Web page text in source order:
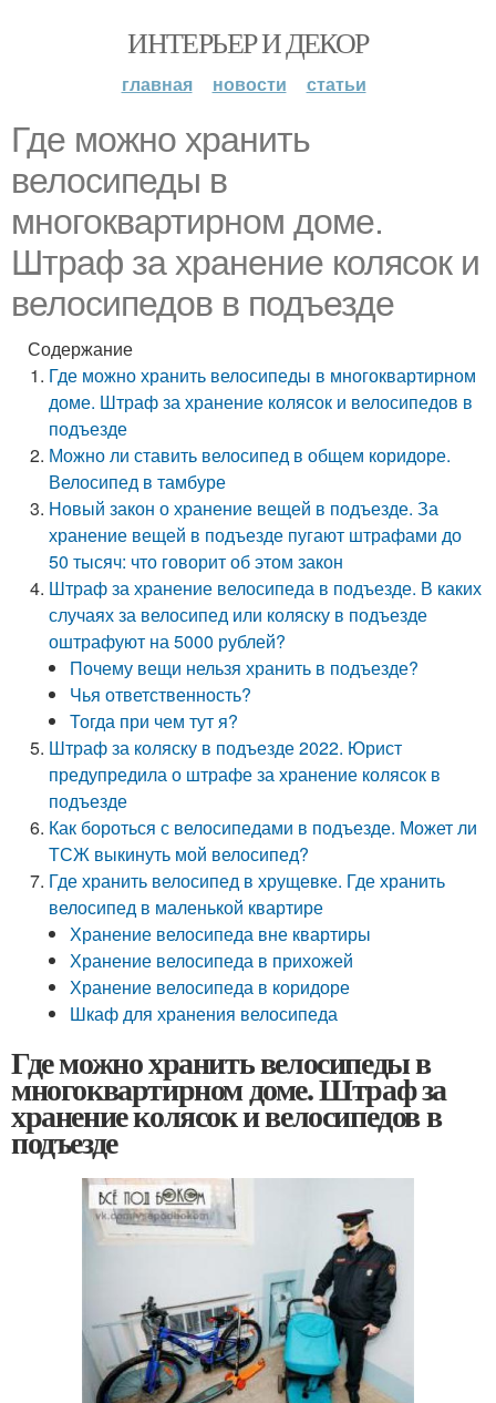
ИНТЕРЬЕР И ДЕКОР
главная новости статьи
Где можно хранить
велосипеды в
многоквартирном доме.
Штраф за хранение колясок и
велосипедов в подъезде
Содержание
Где можно хранить велосипеды в многоквартирном
доме. Штраф за хранение колясок и велосипедов в
подъезде
Можно ли ставить велосипед в общем коридоре.
Велосипед в тамбуре
Новый закон о хранение вещей в подъезде. За
хранение вещей в подъезде пугают штрафами до
50 тысяч: что говорит об этом закон
Штраф за хранение велосипеда в подъезде. В каких
случаях за велосипед или коляску в подъезде
оштрафуют на 5000 рублей?
Почему вещи нельзя хранить в подъезде?
Чья ответственность?
Тогда при чем тут я?
Штраф за коляску в подъезде 2022. Юрист
предупредила о штрафе за хранение колясок в
подъезде
Как бороться с велосипедами в подъезде. Может ли
ТСЖ выкинуть мой велосипед?
Где хранить велосипед в хрущевке. Где хранить
велосипед в маленькой квартире
Хранение велосипеда вне квартиры
Хранение велосипеда в прихожей
Хранение велосипеда в коридоре
Шкаф для хранения велосипеда
Где можно хранить велосипеды в
многоквартирном доме. Штраф за
хранение колясок и велосипедов в
подъезде